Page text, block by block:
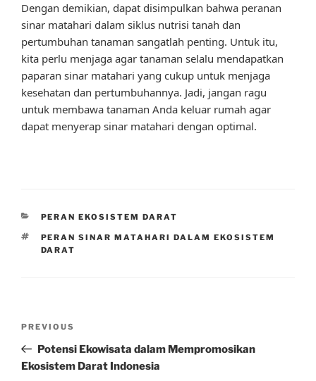
Dengan demikian, dapat disimpulkan bahwa peranan
sinar matahari dalam siklus nutrisi tanah dan
pertumbuhan tanaman sangatlah penting. Untuk itu,
kita perlu menjaga agar tanaman selalu mendapatkan
paparan sinar matahari yang cukup untuk menjaga
kesehatan dan pertumbuhannya. Jadi, jangan ragu
untuk membawa tanaman Anda keluar rumah agar
dapat menyerap sinar matahari dengan optimal.
CATEGORIES
PERAN EKOSISTEM DARAT
TAGS
PERAN SINAR MATAHARI DALAM EKOSISTEM
DARAT
Previous
Post
PREVIOUS
Potensi Ekowisata dalam Mempromosikan
Ekosistem Darat Indonesia